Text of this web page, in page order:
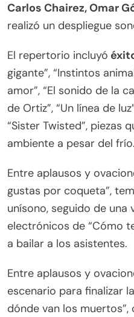
Carlos Chairez, Omar
realizó un despliegue
El repertorio incluyó
gigante”, “Instintos
amor”, “El sonido de la
de Ortiz”, “Un línea de
“Sister Twisted”, piezas
ambiente a pesar del frío.
Entre aplausos y
gustas por coqueta”,
unísono, seguido de una
electrónicos de “Cómo
a bailar a los asistentes.
Entre aplausos y
escenario para finalizar
dónde van los